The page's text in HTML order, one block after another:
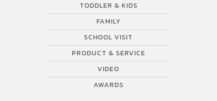
TODDLER & KIDS
FAMILY
SCHOOL VISIT
PRODUCT & SERVICE
VIDEO
AWARDS